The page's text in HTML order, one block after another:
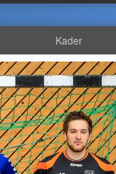
Kader